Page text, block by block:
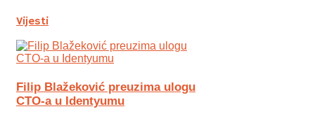
Vijesti
Filip Blažeković preuzima ulogu
CTO-a u Identyumu